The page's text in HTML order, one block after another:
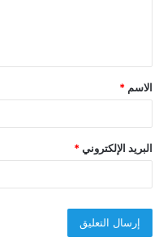
ق
*
الاسم *
البريد الإلكتروني*